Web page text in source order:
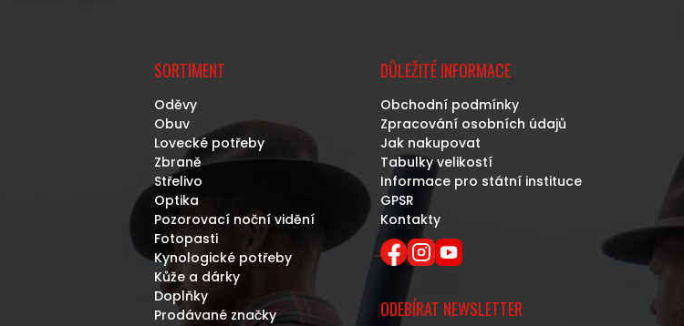
SORTIMENT
Oděvy
Obuv
Lovecké potřeby
Zbraně
Střelivo
Optika
Pozorovací noční vidění
Fotopasti
Kynologické potřeby
Kůže a dárky
Doplňky
Prodávané značky
DŮLEŽITÉ INFORMACE
Obchodní podmínky
Zpracování osobních údajů
Jak nakupovat
Tabulky velikostí
Informace pro státní instituce
GPSR
Kontakty
ODEBÍRAT NEWSLETTER